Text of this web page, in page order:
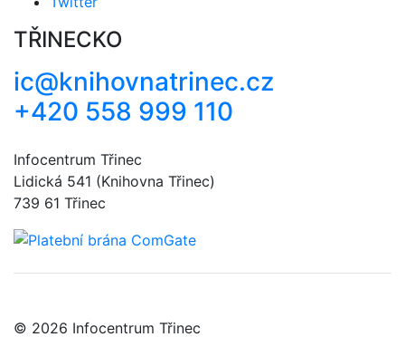
TŘINECKO
ic@knihovnatrinec.cz
+420 558 999 110
Infocentrum Třinec
Lidická 541 (Knihovna Třinec)
739 61 Třinec
© 2026 Infocentrum Třinec